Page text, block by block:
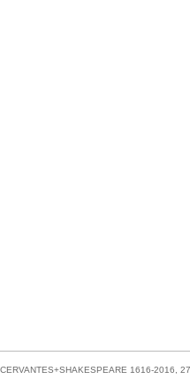
CERVANTES+SHAKESPEARE 1616-2016,